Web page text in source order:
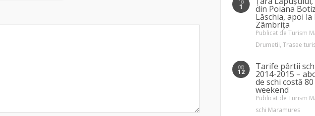
10
1 din Poiana
Lăschia, apoi la
Zâmbrița
Publicat de Turism
Drumetii, Trasee
08
12
Tarife pârtii
2014-2015 –
de schi costă
weekend
Publicat de Turism
schi Maramures